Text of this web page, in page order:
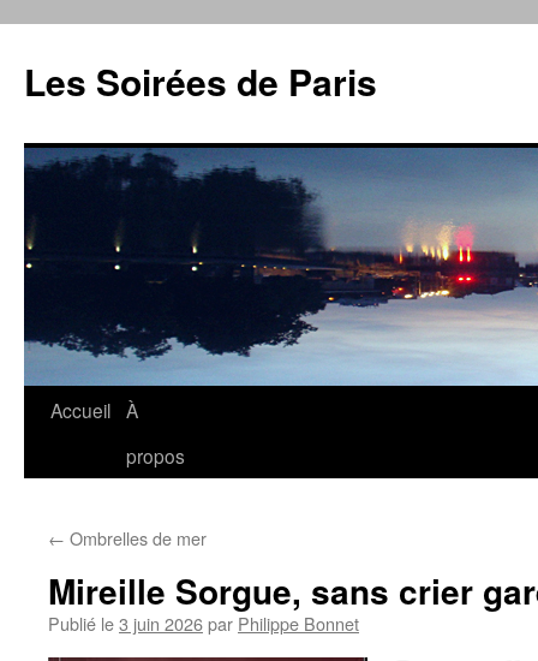
contenu
Les Soirées de Paris
Accueil À
propos
← Ombrelles de mer
Mireille Sorgue, sans crier
Publié le3 juin 2026par Philippe Bonnet